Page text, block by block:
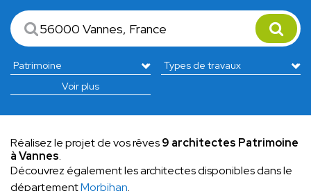
Voir plus
Réalisez le projet de vos rêves9 architectes Patrimoine
à Vannes.
Découvrez également les architectes disponibles dans le
départementMorbihan.